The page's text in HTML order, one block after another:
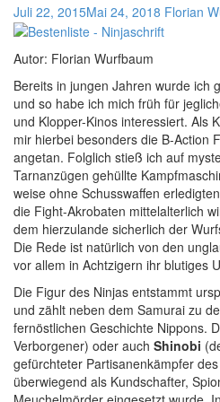
Juli 22, 2015Mai 24, 2018 Florian
Autor: Florian Wurfbaum
Bereits in jungen Jahren wurde ich
und so habe ich mich früh für
und Klopper-Kinos interessiert. Als
mir hierbei besonders die B-Action
angetan. Folglich stieß ich auf
Tarnanzügen gehüllte
weise ohne Schusswaffen
die Fight-Akrobaten mittelalterlich
dem hierzulande sicherlich der
Die Rede ist natürlich von den
vor allem in Achtzigern ihr blutiges
Die Figur des Ninjas entstammt
und zählt neben dem Samurai zu
fernöstlichen Geschichte Nippons.
Verborgener) oder auch Shinobi
gefürchteter Partisanenkämpfer
überwiegend als Kundschafter,